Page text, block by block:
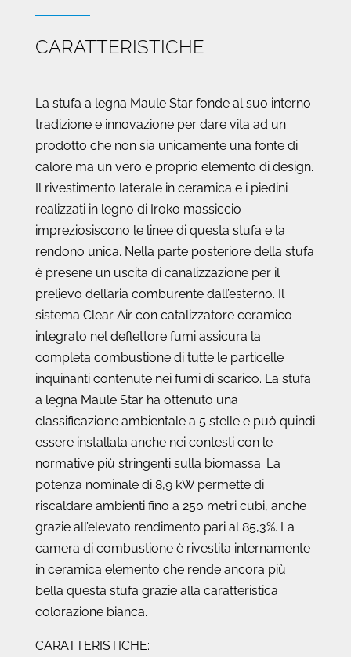
CARATTERISTICHE
La stufa a legna Maule Star fonde al suo interno
tradizione e innovazione per dare vita ad un
prodotto che non sia unicamente una fonte di
calore ma un vero e proprio elemento di design.
Il rivestimento laterale in ceramica e i piedini
realizzati in legno di Iroko massiccio
impreziosiscono le linee di questa stufa e la
rendono unica. Nella parte posteriore della stufa
è presene un uscita di canalizzazione per il
prelievo dell’aria comburente dall’esterno. Il
sistema Clear Air con catalizzatore ceramico
integrato nel deflettore fumi assicura la
completa combustione di tutte le particelle
inquinanti contenute nei fumi di scarico. La stufa
a legna Maule Star ha ottenuto una
classificazione ambientale a 5 stelle e può quindi
essere installata anche nei contesti con le
normative più stringenti sulla biomassa. La
potenza nominale di 8,9 kW permette di
riscaldare ambienti fino a 250 metri cubi, anche
grazie all’elevato rendimento pari al 85,3%. La
camera di combustione è rivestita internamente
in ceramica elemento che rende ancora più
bella questa stufa grazie alla caratteristica
colorazione bianca.
CARATTERISTICHE: